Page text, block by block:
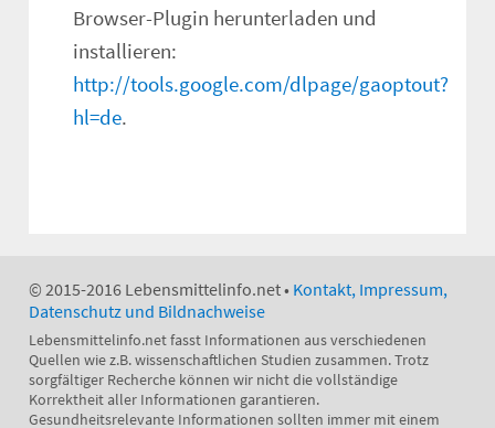
Browser-Plugin herunterladen und
installieren:
http://tools.google.com/dlpage/gaoptout?
hl=de.
© 2015-2016 Lebensmittelinfo.net • Kontakt, Impressum,
Datenschutz und Bildnachweise
Lebensmittelinfo.net fasst Informationen aus verschiedenen
Quellen wie z.B. wissenschaftlichen Studien zusammen. Trotz
sorgfältiger Recherche können wir nicht die vollständige
Korrektheit aller Informationen garantieren.
Gesundheitsrelevante Informationen sollten immer mit einem